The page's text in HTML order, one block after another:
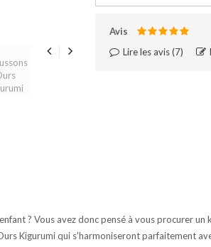
Avis
Lire les avis (7)‎
? Vous avez donc pensé à vous procurer un
Kigurumi qui s’harmoniseront parfaitement